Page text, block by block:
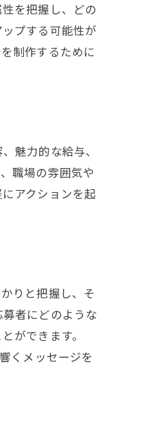
を把握し、どの
プする可能性が
制作するために
魅力的な給与、
職場の雰囲気や
アクションを起
りと把握し、そ
者にどのような
ができます。
くメッセージを